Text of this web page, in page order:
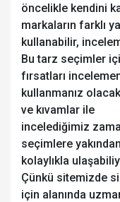
öncelikle kendini
markaların farklı
kullanabilir,
Bu tarz seçimler
fırsatları
kullanmanız
ve kıvamlar ile
incelediğimiz
seçimlere yakından
kolaylıkla
Çünkü sitemizde
için alanında